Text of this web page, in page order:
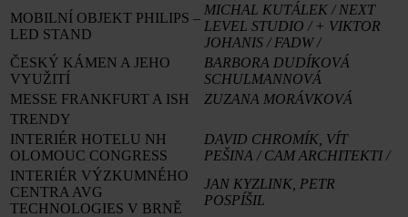
MOBILNÍ OBJEKT PHILIPS –
LED STAND
MICHAL KUTÁLEK / NEXT
LEVEL STUDIO / + VIKTOR
JOHANIS / FADW /
ČESKÝ KÁMEN A JEHO
VYUŽITÍ
BARBORA DUDÍKOVÁ
SCHULMANNOVÁ
MESSE FRANKFURT A ISH
ZUZANA MORÁVKOVÁ
TRENDY
INTERIÉR HOTELU NH
OLOMOUC CONGRESS
DAVID CHROMÍK, VÍT
PEŠINA / CAM ARCHITEKTI /
INTERIÉR VÝZKUMNÉHO
CENTRA AVG
TECHNOLOGIES V BRNĚ
JAN KYZLINK, PETR
POSPÍŠIL